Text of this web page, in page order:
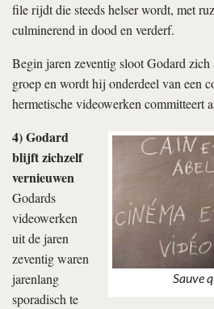
file rijdt die steeds helser wordt, met
culminerend in dood en verderf.
Begin jaren zeventig sloot Godard
groep en wordt hij onderdeel van een
hermetische videowerken committeert
Sauve
4) Godard
blijft zichzelf
vernieuwen
Godards
videowerken
uit de jaren
zeventig waren
jarenlang
sporadisch te